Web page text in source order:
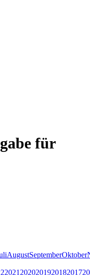
für
AugustSeptemberOktober
2021 2020201920182017